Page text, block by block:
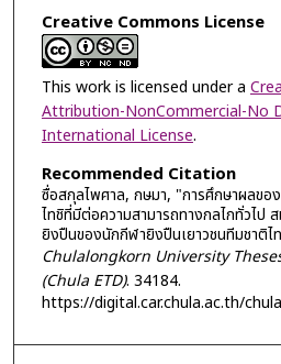
Creative Commons License
This work is licensed under a
Attribution-NonCommercial-No
International License.
Recommended Citation
ซื่อสกุลไพศาล, กษมา, "การศึกษาผลขอ
ไทชิที่มีต่อความสามารถทางกลไกทั่วไป
ยิงปืนของนักกีฬายิงปืนเยาวชนทีมชาติไ
Chulalongkorn University
(Chula ETD). 34184.
https://digital.car.chula.ac.th/